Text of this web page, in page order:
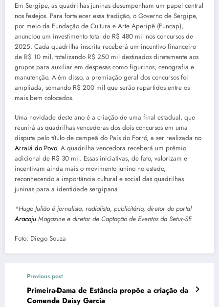
Em Sergipe, as quadrilhas juninas desempenham um papel central
nos festejos. Para fortalecer essa tradição, o Governo de Sergipe,
por meio da Fundação de Cultura e Arte Aperipê (Funcap),
anunciou um investimento total de R$ 480 mil nos concursos de
2025. Cada quadrilha inscrita receberá um incentivo financeiro
de R$ 10 mil, totalizando R$ 250 mil destinados diretamente aos
grupos para auxiliar em despesas como figurinos, cenografia e
manutenção. Além disso, a premiação geral dos concursos foi
ampliada, somando R$ 200 mil que serão repartidos entre os
mais bem colocados.
Uma novidade deste ano é a criação de uma final estadual, que
reunirá as quadrilhas vencedoras dos dois concursos em uma
disputa pelo título de campeã do País do Forró, a ser realizada no
Arraiá do Povo. A quadrilha vencedora receberá um prêmio
adicional de R$ 30 mil. Essas iniciativas, de fato, valorizam e
incentivam ainda mais o movimento junino no estado,
reconhecendo a importância cultural e social das quadrilhas
juninas para a identidade sergipana.
*Hugo Julião é jornalista, radialista, publicitário, diretor do portal
Aracaju Magazine e diretor de Captação de Eventos da Setur-SE
Foto: Diego Souza
Previous post
Primeira-Dama de Estância propõe a criação da
Comenda Daisy Garcia